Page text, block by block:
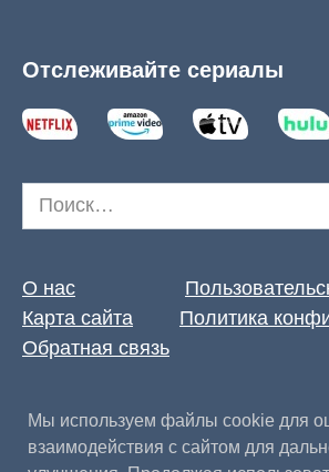
Отслеживайте сериалы
Search
for:
О нас
Карта сайта
Политика
Обратная связь
Мы используем файлы cookie для
взаимодействия с сайтом для